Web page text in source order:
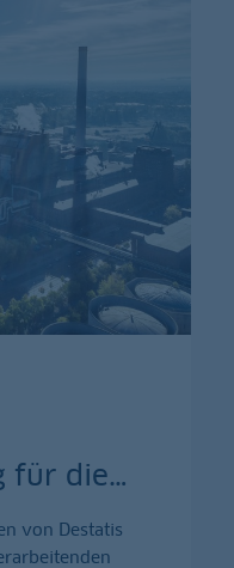
für die…
von Destatis